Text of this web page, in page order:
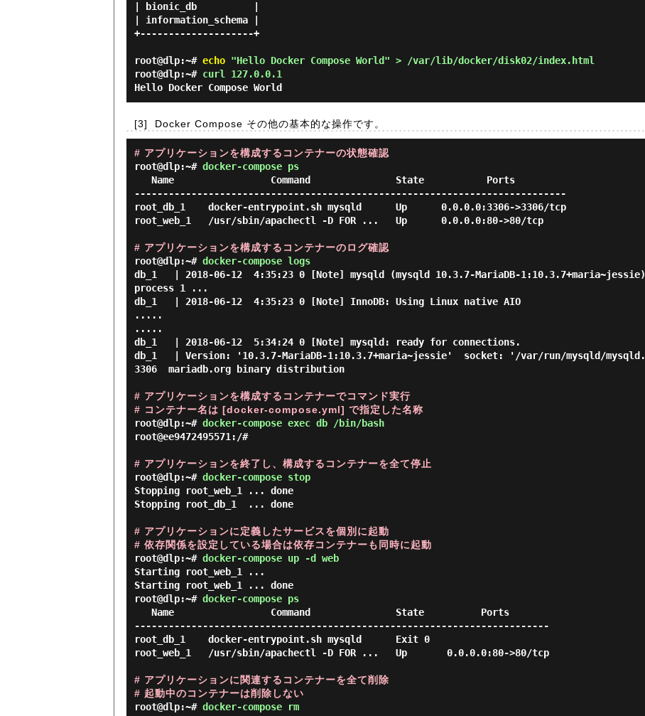
| bionic_db          |
| information_schema |
+--------------------+
root@dlp:~# echo "Hello Docker Compose World" > /var/lib/docker/disk02/index.html
root@dlp:~# curl 127.0.0.1
Hello Docker Compose World
[3] Docker Compose その他の基本的な操作です。
# アプリケーションを構成するコンテナーの状態確認
root@dlp:~# docker-compose ps
----------------------------------------------------------------------------
root_db_1    docker-entrypoint.sh mysqld      Up      0.0.0.0:3306->3306/tcp
root_web_1   /usr/sbin/apachectl -D FOR ...   Up      0.0.0.0:80->80/tcp
# アプリケーションを構成するコンテナーのログ確認
root@dlp:~# docker-compose logs
db_1   | 2018-06-12  4:35:23 0 [Note] mysqld (mysqld 10.3.7-MariaDB-
process 1 ...
db_1   | 2018-06-12  4:35:23 0 [Note] InnoDB: Using Linux native AIO
.....
.....
db_1   | 2018-06-12  5:34:24 0 [Note] mysqld: ready for connections.
db_1   | Version: '10.3.7-MariaDB-1:10.3.7+maria~jessie'  socket: '/var/run/mysqld/
3306  mariadb.org binary distribution
# アプリケーションを構成するコンテナーでコマンド実行
# コンテナー名は [docker-compose.yml] で指定した名称
root@dlp:~# docker-compose exec db /bin/bash
root@ee9472495571:/#
# アプリケーションを終了し、構成するコンテナーを全て停止
root@dlp:~# docker-compose stop
Stopping root_web_1 ... done
Stopping root_db_1  ... done
# アプリケーションに定義したサービスを個別に起動
# 依存関係を設定している場合は依存コンテナーも同時に起動
root@dlp:~# docker-compose up -d web
Starting root_web_1 ...
root@dlp:~# docker-compose ps
-------------------------------------------------------------------------
root_db_1    docker-entrypoint.sh mysqld      Exit 0
root_web_1   /usr/sbin/apachectl -D FOR ...   Up       0.0.0.0:80->80/tcp
# アプリケーションに関連するコンテナーを全て削除
# 起動中のコンテナーは削除しない
root@dlp:~# docker-compose rm